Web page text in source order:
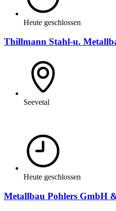
Heute geschlossen
Thillmann Stahl-u.
Seevetal
Heute geschlossen
Metallbau Pohlers GmbH